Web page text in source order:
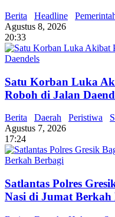
Berita Headline
Agustus 8, 2026
20:33
Satu Korban Luka
Roboh di Jalan
Berita Daerah Peristiwa
Agustus 7, 2026
17:24
Satlantas Polres
Nasi di Jumat Berkah